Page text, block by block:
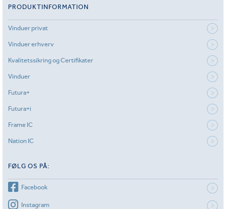
PRODUKTINFORMATION
Vinduer privat
Vinduer erhverv
Kvalitetssikring og Certifikater
Vinduer
Futura+
Futura+i
Frame IC
Nation IC
FØLG OS PÅ:
Facebook
Instagram